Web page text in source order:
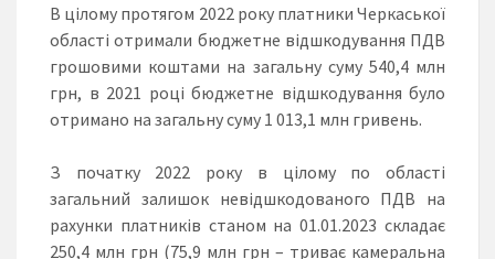
В цілому протягом 2022 року платники Черкаської
області отримали бюджетне відшкодування ПДВ
грошовими коштами на загальну суму 540,4 млн
грн, в 2021 році бюджетне відшкодування було
отримано на загальну суму 1 013,1 млн гривень.
З початку 2022 року в цілому по області
загальний залишок невідшкодованого ПДВ на
рахунки платників станом на 01.01.2023 складає
250,4 млн грн (75,9 млн грн – триває камеральна